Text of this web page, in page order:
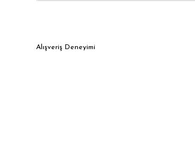
Alışveriş Deneyimi